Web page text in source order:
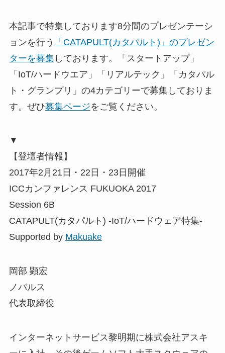
本記事で特集しております8分間のプレゼンテーシ
ョンを行う
「CATAPULT(カタパルト)」のプレゼン
ターを募集しております。「スタートアップ」
「IoT/ハードウエア」「リアルテック」「カタパル
ト・グランプリ」の4カテゴリーで募集しておりま
す。ぜひ募集ページをご覧ください。
▼
【登壇者情報】
2017年2月21日・22日・23日開催
ICCカンファレンス FUKUOKA 2017
Session 6B
CATAPULT(カタパルト) -IoT/ハードウェア特集-
Supported by Makuake
岡部 顕宏
ノバルス
代表取締役
インターネットサービス黎明期に株式会社アスキ